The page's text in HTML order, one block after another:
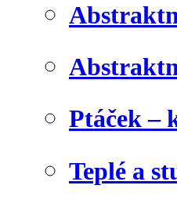
Ptáček –
Teplé a